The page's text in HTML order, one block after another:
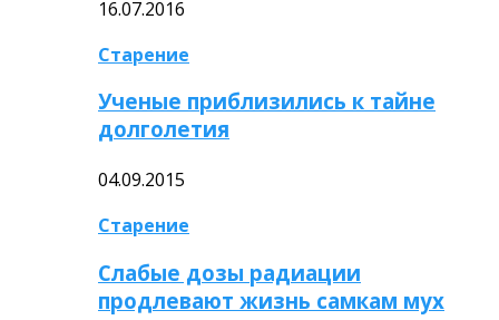
16.07.2016
Старение
Ученые приблизились к тайне
долголетия
04.09.2015
Старение
Слабые дозы радиации
продлевают жизнь самкам мух